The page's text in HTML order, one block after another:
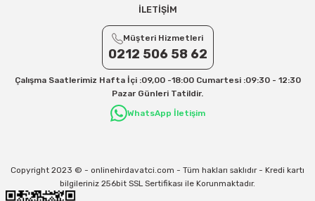
Yurtiçi Kargo için 30 Desi sonrası her +1 Desi: 13 TL
Aras Kargo için 30 Desi sonrası her +1 Desi: 17 TL
Kargo ve teslimat süreçleriyle ilgili tüm sorularınız için bizimle iletişime
31/12/2026 Tarihine Kadar Geçerlidir
İLETİŞİM
Müşteri Hizmetleri
0212 506 58 62
Çalışma Saatlerimiz Hafta İçi :09,00 -18:00 Cumartesi :09:30 - 12:30
Pazar Günleri Tatildir.
WhatsApp İletişim
Copyright 2023 © - onlinehirdavatci.com - Tüm hakları saklıdır - Kredi kartı
bilgileriniz 256bit SSL Sertifikası ile Korunmaktadır.